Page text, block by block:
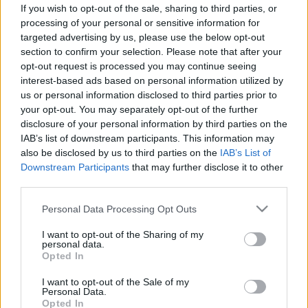
If you wish to opt-out of the sale, sharing to third parties, or
processing of your personal or sensitive information for
targeted advertising by us, please use the below opt-out
section to confirm your selection. Please note that after your
opt-out request is processed you may continue seeing
interest-based ads based on personal information utilized by
us or personal information disclosed to third parties prior to
your opt-out. You may separately opt-out of the further
disclosure of your personal information by third parties on the
IAB’s list of downstream participants. This information may
also be disclosed by us to third parties on the IAB’s List of
Downstream Participants that may further disclose it to other
Please note that this website/app uses one or more Google
not limited to your visit or usage behaviour. You may click to
grant or deny consent to Google and its third-party tags to
use your data for below specified purposes in below Google
consent section.
Personal Data Processing Opt Outs
I want to opt-out of the Sharing of my
personal data.
Opted In
I want to opt-out of the Sale of my
Personal Data.
Opted In